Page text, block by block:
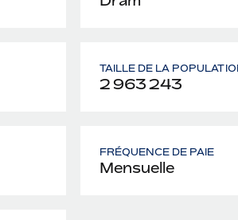
TAILLE DE LA
2 963 243
FRÉQUENCE DE PAIE
Mensuelle